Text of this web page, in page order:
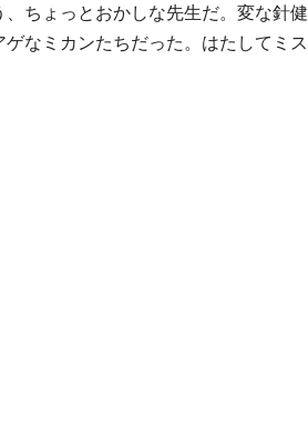
ちょっとおかしな先生だ。変な針健
なミカンたちだった。はたしてミス